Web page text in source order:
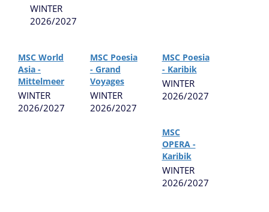
WINTER
2026/2027
MSC World
Asia -
Mittelmeer
WINTER
2026/2027
MSC Poesia
- Grand
Voyages
WINTER
2026/2027
MSC Poesia
- Karibik
WINTER
2026/2027
MSC
OPERA -
Karibik
WINTER
2026/2027